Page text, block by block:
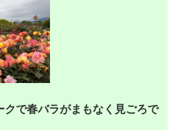
クで春バラがまもなく見ごろで